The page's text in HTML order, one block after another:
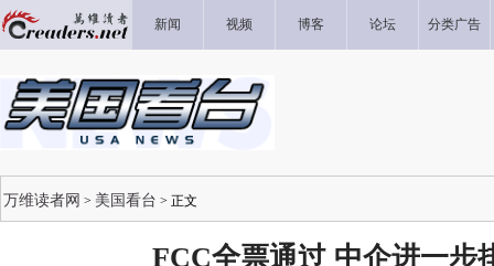
新闻 视频 博客 论坛 分类广告
万维读者网 > 美国看台 > 正文
FCC全票通过 中企进一步